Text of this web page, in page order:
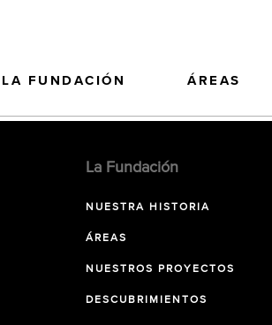
LA FUNDACIÓN ÁREAS
La Fundación
NUESTRA HISTORIA
ÁREAS
NUESTROS PROYECTOS
DESCUBRIMIENTOS